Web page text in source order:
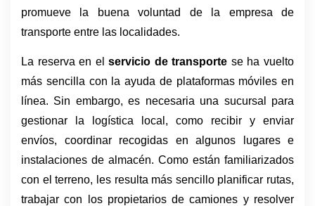
promueve la buena voluntad de la empresa de
transporte entre las localidades.
La reserva en el servicio de transporte se ha vuelto
más sencilla con la ayuda de plataformas móviles en
línea. Sin embargo, es necesaria una sucursal para
gestionar la logística local, como recibir y enviar
envíos, coordinar recogidas en algunos lugares e
instalaciones de almacén. Como están familiarizados
con el terreno, les resulta más sencillo planificar rutas,
trabajar con los propietarios de camiones y resolver